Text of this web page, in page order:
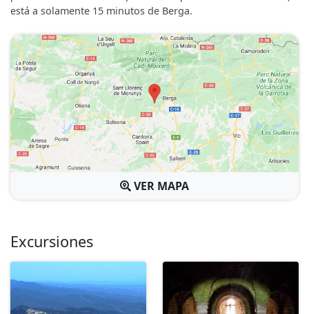
está a solamente 15 minutos de Berga.
VER MAPA
Excursiones